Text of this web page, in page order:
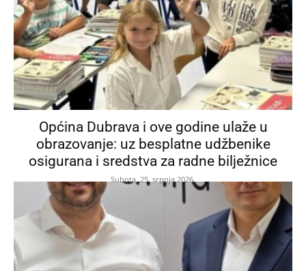
Općina Dubrava i ove godine ulaže u
obrazovanje: uz besplatne udžbenike
osigurana i sredstva za radne bilježnice
Subota, 25. srpnja 2026.